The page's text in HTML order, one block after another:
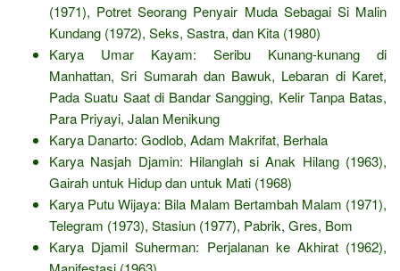
(1971), Potret Seorang Penyair Muda Sebagai Si Malin
Kundang (1972), Seks, Sastra, dan Kita (1980)
Karya Umar Kayam: Seribu Kunang-kunang di
Manhattan, Sri Sumarah dan Bawuk, Lebaran di Karet,
Pada Suatu Saat di Bandar Sangging, Kelir Tanpa Batas,
Para Priyayi, Jalan Menikung
Karya Danarto: Godlob, Adam Makrifat, Berhala
Karya Nasjah Djamin: Hilanglah si Anak Hilang (1963),
Gairah untuk Hidup dan untuk Mati (1968)
Karya Putu Wijaya: Bila Malam Bertambah Malam (1971),
Telegram (1973), Stasiun (1977), Pabrik, Gres, Bom
Karya Djamil Suherman: Perjalanan ke Akhirat (1962),